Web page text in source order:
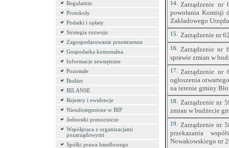
Regulamin
Protokoły
Podatki i opłaty
Strategia rozwoju
Zagospodarowanie przestrzenne
Gospodarka komunalna
Informacje zewnętrzne
Pozostałe
Budżet
BILANSE
Rejestry i ewidencje
Nieudostępnione w BIP
Jednostki pomocnicze
Współpraca z organizacjami
pozarządowymi
Spółki prawa handlowego
14.
Zarządzenie nr
powołania Komisji
Zakładowego
15. Zarządzenie nr
16.
Zarządzenie nr
sprawie zmian w
17.
Zarządzenie nr
ogłoszenia
na terenie gminy
18.
Zarządzenie nr
zmian w budżecie
19.
Zarządzenie nr
przekazania
Nowakowskiego nr